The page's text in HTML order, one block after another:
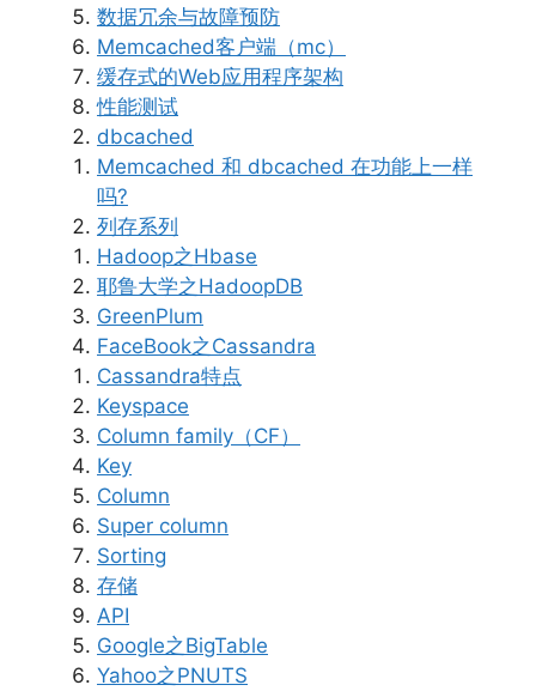
数据冗余与故障预防
Memcached客户端（mc）
缓存式的Web应用程序架构
性能测试
dbcached
Memcached 和 dbcached 在功能上一样
吗?
列存系列
Hadoop之Hbase
耶鲁大学之HadoopDB
GreenPlum
FaceBook之Cassandra
Cassandra特点
Keyspace
Column family（CF）
Key
Column
Super column
Sorting
存储
API
Google之BigTable
Yahoo之PNUTS